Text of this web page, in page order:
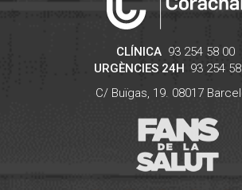
CLÍNICA 93 254 58 00
URGÈNCIES 24H 93 254
C/ Buïgas, 19. 08017